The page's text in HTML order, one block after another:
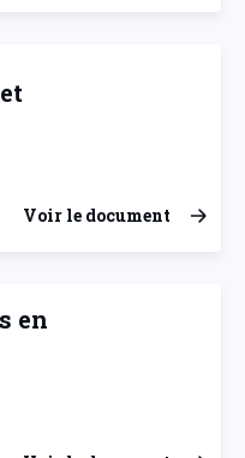
Voir le document
en